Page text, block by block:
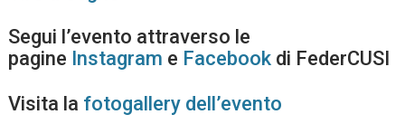
Segui l’evento attraverso le
pagine Instagram e Facebook di FederCUSI
Visita la fotogallery dell’evento